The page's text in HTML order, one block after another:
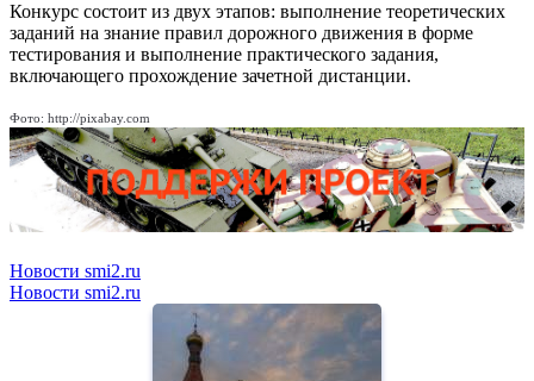
Конкурс состоит из двух этапов: выполнение теоретических
заданий на знание правил дорожного движения в форме
тестирования и выполнение практического задания,
включающего прохождение зачетной дистанции.
Фото: http://pixabay.com
Новости smi2.ru
Новости smi2.ru